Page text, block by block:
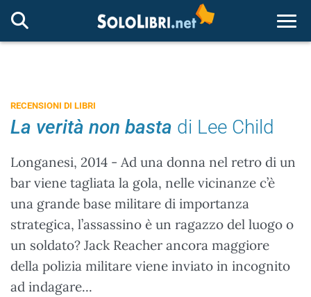
RECENSIONI DI LIBRI
La verità non basta di Lee Child
Longanesi, 2014 - Ad una donna nel retro di un
bar viene tagliata la gola, nelle vicinanze c’è
una grande base militare di importanza
strategica, l’assassino è un ragazzo del luogo o
un soldato? Jack Reacher ancora maggiore
della polizia militare viene inviato in incognito
ad indagare...